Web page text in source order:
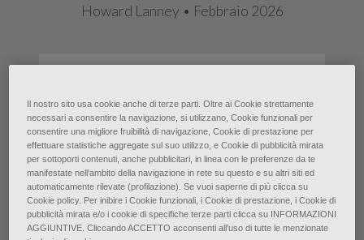
Howard Lanney • Febbraio 2026
Stati Uniti sono affette da alopecia.
Le alopecie si dividono in non
cicatriziali e cicatriziali. Quelle non
cicatriziali si classificano in diffuse, a
pattern e focali. Le forme diffuse
includono effluvio telogen ed
Il nostro sito usa cookie anche di terze parti. Oltre ai Cookie strettamente
necessari a consentire la navigazione, si utilizzano, Cookie funzionali per
consentire una migliore fruibilità di navigazione, Cookie di prestazione per
effettuare statistiche aggregate sul suo utilizzo, e Cookie di pubblicità mirata
per sottoporti contenuti, anche pubblicitari, in linea con le preferenze da te
manifestate nell‘ambito della navigazione in rete su questo e su altri siti ed
automaticamente rilevate (profilazione). Se vuoi saperne di più clicca su
Cookie policy. Per inibire i Cookie funzionali, i Cookie di prestazione, i Cookie di
pubblicità mirata e/o i cookie di specifiche terze parti clicca su INFORMAZIONI
AGGIUNTIVE. Cliccando ACCETTO acconsenti all’uso di tutte le menzionate